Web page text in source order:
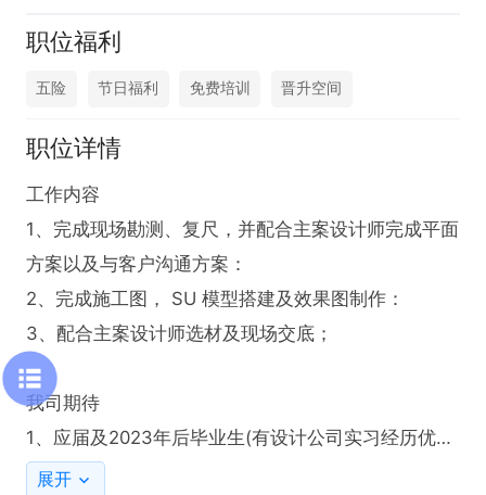
职位福利
五险 节日福利 免费培训 晋升空间
职位详情
工作内容
1、完成现场勘测、复尺，并配合主案设计师完成平面
方案以及与客户沟通方案：
2、完成施工图， SU 模型搭建及效果图制作：
3、配合主案设计师选材及现场交底；
我司期待
1、应届及2023年后毕业生(有设计公司实习经历优先
考虑);
展开